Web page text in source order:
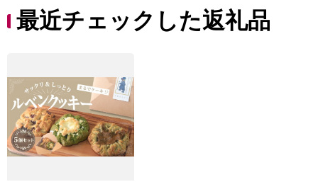
最近チェックした返礼品